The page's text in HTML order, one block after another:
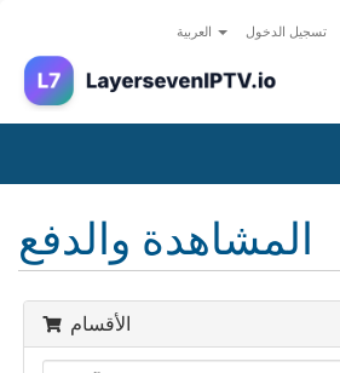
تسجيل الدخول
المشاهدة والدفع
الأقسام